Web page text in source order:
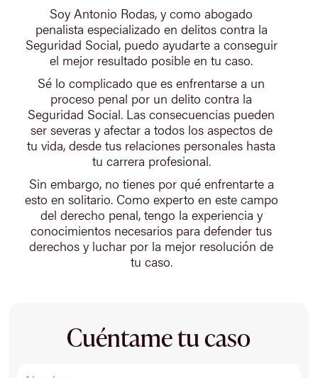
Soy Antonio Rodas, y como abogado
penalista especializado en delitos contra la
Seguridad Social, puedo ayudarte a conseguir
el mejor resultado posible en tu caso.
Sé lo complicado que es enfrentarse a un
proceso penal por un delito contra la
Seguridad Social. Las consecuencias pueden
ser severas y afectar a todos los aspectos de
tu vida, desde tus relaciones personales hasta
tu carrera profesional.
Sin embargo, no tienes por qué enfrentarte a
esto en solitario. Como experto en este campo
del derecho penal, tengo la experiencia y
conocimientos necesarios para defender tus
derechos y luchar por la mejor resolución de
tu caso.
Cuéntame tu caso